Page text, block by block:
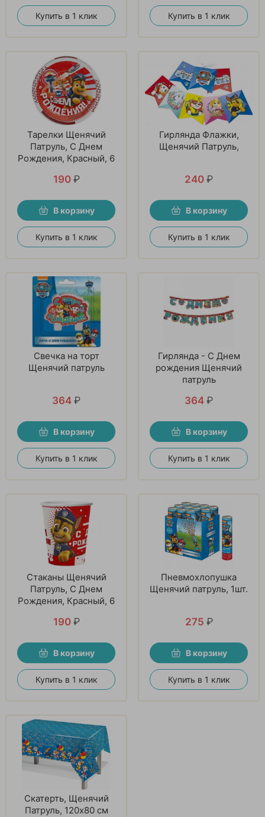
Купить в 1 клик Купить в 1 клик
Тарелки Щенячий
Патруль, С Днем
Рождения, Красный, 6
190 ₽
В корзину
Купить в 1 клик
Гирлянда Флажки,
Щенячий Патруль,
240 ₽
В корзину
Купить в 1 клик
Свечка на торт
Щенячий патруль
364 ₽
В корзину
Купить в 1 клик
Гирлянда - С Днем
рождения Щенячий
патруль
364 ₽
В корзину
Купить в 1 клик
Стаканы Щенячий
Патруль, С Днем
Рождения, Красный, 6
190 ₽
В корзину
Купить в 1 клик
Пневмохлопушка
Щенячий патруль, 1шт.
275 ₽
В корзину
Купить в 1 клик
Скатерть, Щенячий
Патруль, 120х80 см